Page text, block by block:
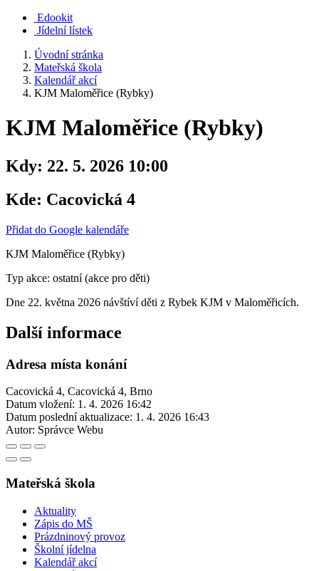
Edookit
Jídelní lístek
Úvodní stránka
Mateřská škola
Kalendář akcí
KJM Maloměřice (Rybky)
KJM Maloměřice (Rybky)
Kdy: 22. 5. 2026 10:00
Kde: Cacovická 4
Přidat do Google kalendáře
KJM Maloměřice (Rybky)
Typ akce: ostatní (akce pro děti)
Dne 22. května 2026 návštíví děti z Rybek KJM v Maloměřicích.
Další informace
Adresa místa konání
Cacovická 4, Cacovická 4, Brno
Datum vložení: 1. 4. 2026 16:42
Datum poslední aktualizace: 1. 4. 2026 16:43
Autor: Správce Webu
Mateřská škola
Aktuality
Zápis do MŠ
Prázdninový provoz
Školní jídelna
Kalendář akcí